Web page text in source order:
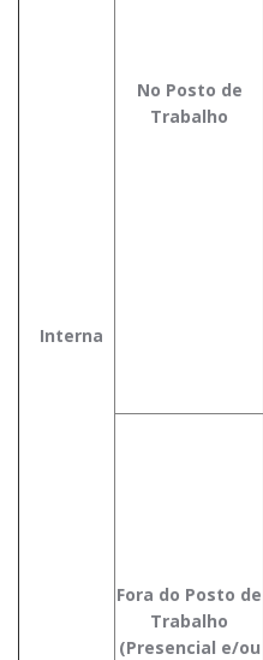
Interna
No Posto de
Trabalho
Fora do Posto de
Trabalho
(Presencial e/ou